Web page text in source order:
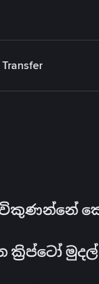
විකුණන්නේ
ක්‍රිප්ටෝ